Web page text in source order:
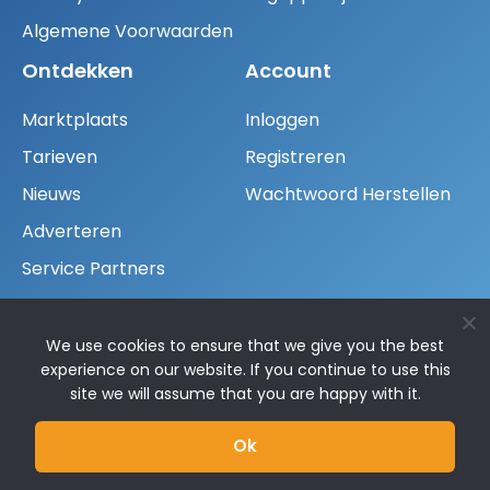
Algemene Voorwaarden
Ontdekken
Marktplaats
Tarieven
Nieuws
Adverteren
Service Partners
Fondsen
Account
Inloggen
Registreren
Wachtwoord Herstellen
Neem Contact Op
+31 30 300 32 27
Vredehofstraat 1, 3761 HA Soest
We use cookies to ensure that we give you the best
experience on our website. If you continue to use this
site we will assume that you are happy with it.
Ok